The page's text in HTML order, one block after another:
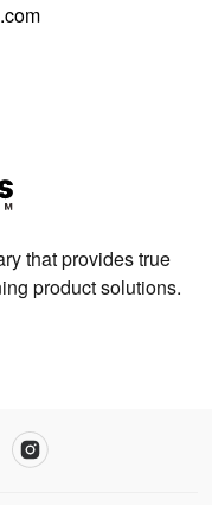
that provides true
product solutions.